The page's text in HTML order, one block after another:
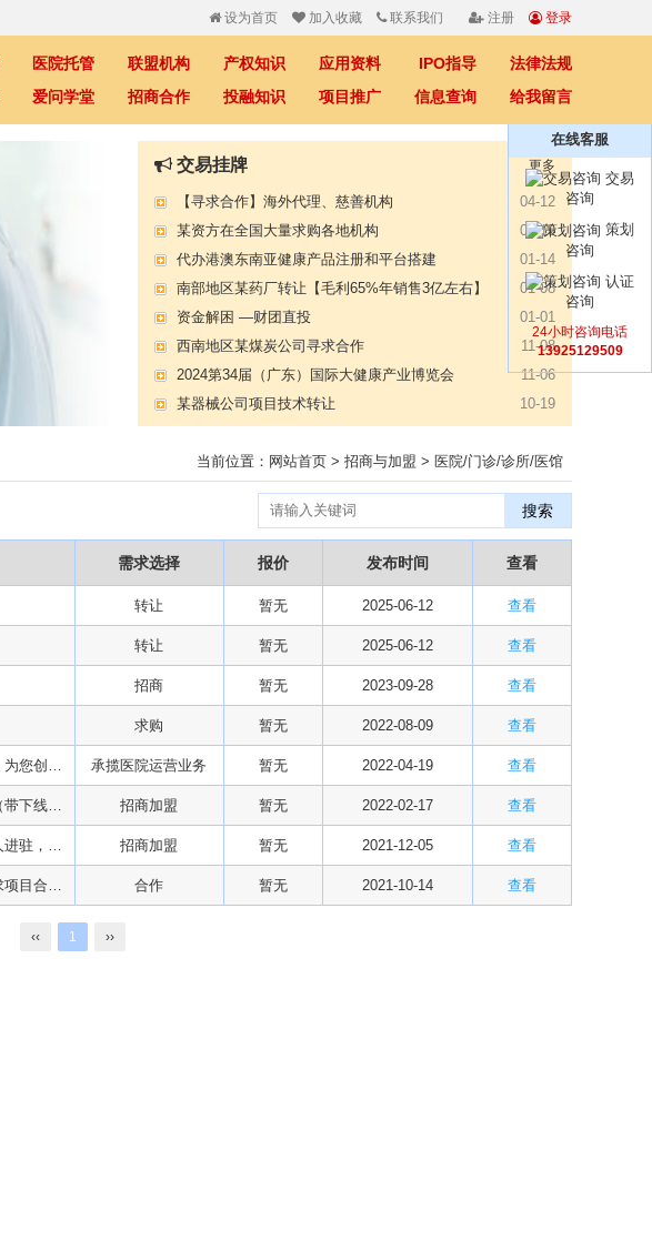
设为首页 加入收藏 联系我们 注册 登录
医院托管 联盟机构 产权知识 应用资料 IPO指导
法律法规
爱问学堂 招商合作 投融知识 项目推广 信息查询 给我留言
更多
交易挂牌 07-09
【专注投资】城投 交投 建投等国企项目合作
04-12
【寻求合作】海外代理、慈善机构
02-19
某资方在全国大量求购各地机构
01-14
代办港澳东南亚健康产品注册和平台搭建
01-08
南部地区某药厂转让【毛利65%年销售3亿左右】
01-01
资金解困 —财团直投
11-08
西南地区某煤炭公司寻求合作
11-06
2024第34届（广东）国际大健康产业博览会
10-19
某器械公司项目技术转让
10-13
大健康交易中心平台招商
09-27
膝关节修复药物融资计划
09-27
华北某药厂转让（年利有3000多万）
07-09
【专注投资】城投 交投 建投等国企项目合作
04-12
【寻求合作】海外代理、慈善机构
02-19
某资方在全国大量求购各地机构
01-14
代办港澳东南亚健康产品注册和平台搭建
01-08
南部地区某药厂转让【毛利65%年销售3亿左右】
01-01
资金解困 —财团直投
11-06
2024第34届（广东）国际大健康产业博览会
10-19
某器械公司项目技术转让
10-13
#冠心病养生素口服液项目招商或寻求技术转让
10-13
大健康交易中心平台招商
当前位置： 网站首页 > 招商与加盟 > 医院/门诊/诊所/医馆
搜索
需求选择 报价 发布时间 查看
转让 暂无 2025-06-12 查看
转让 暂无 2025-06-12 查看
招商 暂无 2023-09-28 查看
求购 暂无 2022-08-09 查看
南派咨询机构承接医院托管业务，为您创造新的业绩！ 承揽医院运营业务 暂无 2022-04-19 查看
广州某互联网医院寻求合作伙伴（带下线门诊+药房） 招商加盟 暂无 2022-02-17 查看
某综合医疗门诊部招募项目合作人进驻，可通过注资或合作持股【带互联网医院】 招商加盟 暂无 2021-12-05 查看
广州白云华泽中医门诊部大量寻求项目合作人 合作 暂无 2021-10-14 查看
‹‹ 1 ››
在线客服
交易
咨询
策划
咨询
认证
咨询
24小时咨询电话
13925129509